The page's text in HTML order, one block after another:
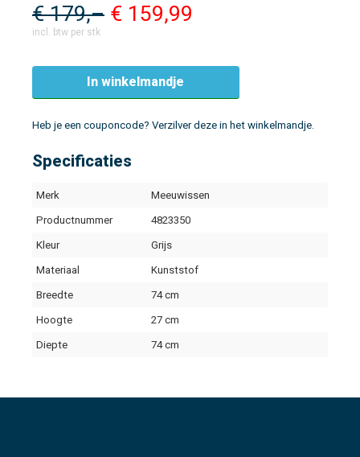
€179,– € 159,99
incl. btw per stk
In winkelmandje
Heb je een couponcode? Verzilver deze in het winkelmandje.
Specificaties
Merk Meeuwissen
Productnummer 4823350
Kleur Grijs
Materiaal Kunststof
Breedte 74 cm
Hoogte 27 cm
Diepte 74 cm